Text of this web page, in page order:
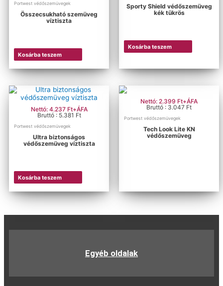
Portwest védőszemüvegek
Összecsukható szemüveg
víztiszta
Kosárba teszem
Sporty Shield védőszemüveg
kék tükrös
Kosárba teszem
Nettó: 4.237 Ft+ÁFA
Bruttó : 5.381 Ft
Portwest védőszemüvegek
Ultra biztonságos
védőszemüveg víztiszta
Kosárba teszem
Nettó: 2.399 Ft+ÁFA
Bruttó : 3.047 Ft
Portwest védőszemüvegek
Tech Look Lite KN
védőszemüveg
variációja
változatok
ki
Egyéb oldalak